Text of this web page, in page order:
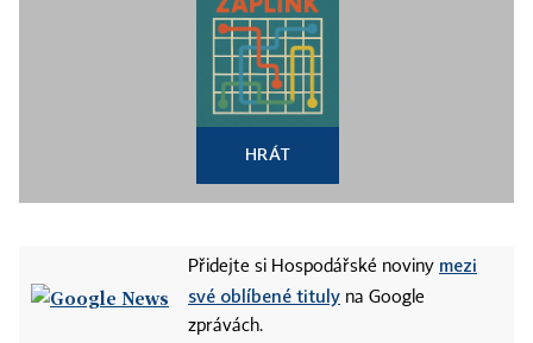
HRÁT
Přidejte si Hospodářské noviny mezi
své oblíbené tituly na Google
zprávách.